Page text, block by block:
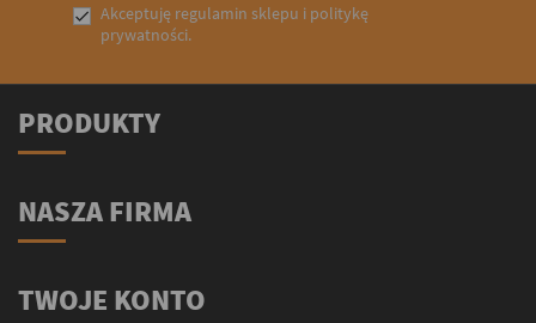
 Akceptuję regulamin sklepu i politykę
prywatności.
PRODUKTY
NASZA FIRMA
TWOJE KONTO